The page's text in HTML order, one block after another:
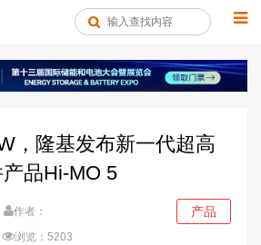
，隆基发布新一代超高
品Hi-MO 5
作者：
浏览：5203
产品